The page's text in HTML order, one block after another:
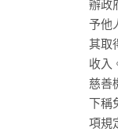
辦政
予他
其取
收入
慈善
下稱
項規